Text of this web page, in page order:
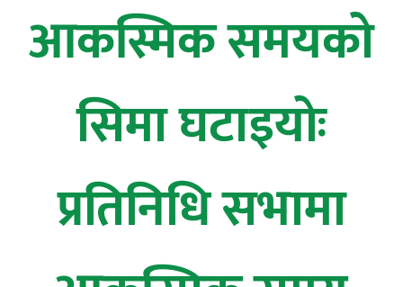
आकस्मिक समयको
सिमा घटाइयोः
प्रतिनिधि सभामा